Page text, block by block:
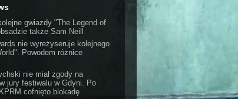
gwiazdy "The Legend of
także Sam Neill
nie wyreżyseruje kolejnego
Powodem różnice
nie miał zgody na
jury festiwalu w Gdyni. Po
cofnięto blokadę